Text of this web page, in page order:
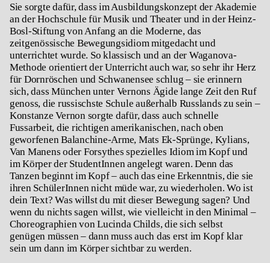
Sie sorgte dafür, dass im Ausbildungskonzept der Akademie
an der Hochschule für Musik und Theater und in der Heinz-
Bosl-Stiftung von Anfang an die Moderne, das
zeitgenössische Bewegungsidiom mitgedacht und
unterrichtet wurde. So klassisch und an der Waganova-
Methode orientiert der Unterricht auch war, so sehr ihr Herz
für Dornröschen und Schwanensee schlug – sie erinnern
sich, dass München unter Vernons Ägide lange Zeit den Ruf
genoss, die russischste Schule außerhalb Russlands zu sein –
Konstanze Vernon sorgte dafür, dass auch schnelle
Fussarbeit, die richtigen amerikanischen, nach oben
geworfenen Balanchine-Arme, Mats Ek-Sprünge, Kylians,
Van Manens oder Forsythes spezielles Idiom im Kopf und
im Körper der StudentInnen angelegt waren. Denn das
Tanzen beginnt im Kopf – auch das eine Erkenntnis, die sie
ihren SchülerInnen nicht müde war, zu wiederholen. Wo ist
dein Text? Was willst du mit dieser Bewegung sagen? Und
wenn du nichts sagen willst, wie vielleicht in den Minimal –
Choreographien von Lucinda Childs, die sich selbst
genügen müssen – dann muss auch das erst im Kopf klar
sein um dann im Körper sichtbar zu werden.